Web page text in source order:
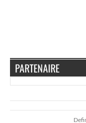
PARTENAIRE